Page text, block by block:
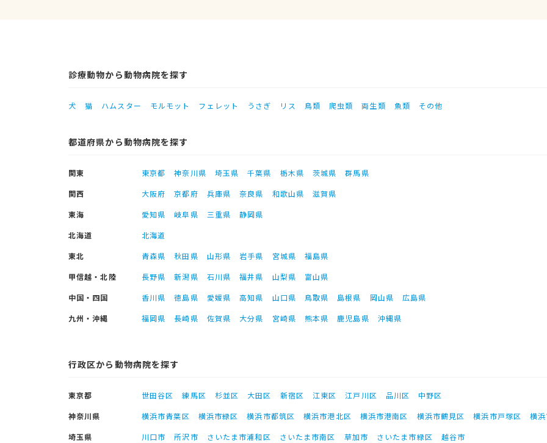
診療動物から動物病院を探す
犬 猫 ハムスター モルモット フェレット うさぎ リス 鳥類 爬虫類 両生類 魚類 その他
都道府県から動物病院を探す
関東 東京都 神奈川県 埼玉県 千葉県 栃木県 茨城県
群馬県
関西
大阪府 京都府 兵庫県 奈良県 和歌山県
滋賀県
東海
愛知県 岐阜県 三重県
静岡県
北海道
北海道
東北
青森県 秋田県 山形県 岩手県 宮城県
福島県
甲信越・北陸
長野県 新潟県 石川県 福井県 山梨県
富山県
中国・四国
香川県 徳島県 愛媛県 高知県 山口県 鳥取県 島根県 岡山県
広島県
九州・沖縄
福岡県 長崎県 佐賀県 大分県 宮崎県 熊本県 鹿児島県 沖縄県
行政区から動物病院を探す
東京都 世田谷区 練馬区 杉並区 大田区 新宿区 江東区 江戸川区 品川区
中野区
神奈川県
横浜市青葉区 横浜市緑区 横浜市都筑区 横浜市港北区 横浜市港南区 横浜市鶴見区 横浜市戸塚区
横
埼玉県
川口市 所沢市 さいたま市浦和区 さいたま市南区 草加市 さいたま市緑区
越谷市